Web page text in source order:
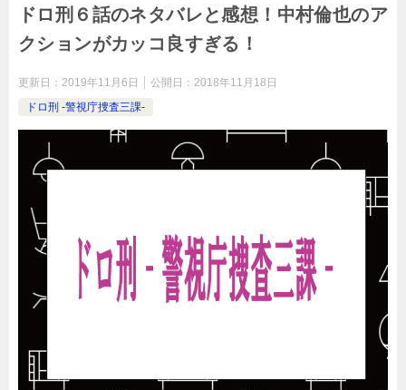
ドロ刑６話のネタバレと感想！中村倫也のア
クションがカッコ良すぎる！
更新日： 2019年11月6日 公開日： 2018年11月18日
ドロ刑 -警視庁捜査三課-